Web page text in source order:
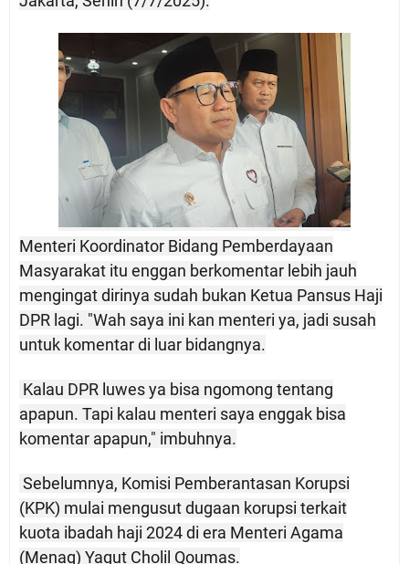
Menteri Koordinator Bidang Pemberdayaan
Masyarakat itu enggan berkomentar lebih jauh
mengingat dirinya sudah bukan Ketua Pansus Haji
DPR lagi. "Wah saya ini kan menteri ya, jadi susah
untuk komentar di luar bidangnya.
Kalau DPR luwes ya bisa ngomong tentang
apapun. Tapi kalau menteri saya enggak bisa
komentar apapun," imbuhnya.
Sebelumnya, Komisi Pemberantasan Korupsi
(KPK) mulai mengusut dugaan korupsi terkait
kuota ibadah haji 2024 di era Menteri Agama
(Menag) Yaqut Cholil Qoumas.